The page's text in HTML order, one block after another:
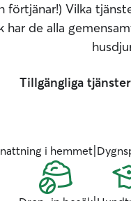
förtjänar!) Vilka
har de alla
Tillgängliga
i hemmet|